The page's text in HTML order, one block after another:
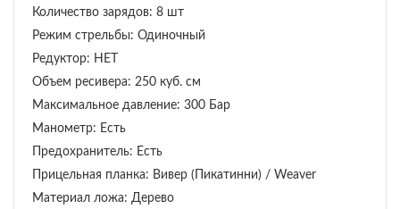
Количество зарядов: 8 шт
Режим стрельбы: Одиночный
Редуктор: НЕТ
Объем ресивера: 250 куб. см
Максимальное давление: 300 Бар
Манометр: Есть
Предохранитель: Есть
Прицельная планка: Вивер (Пикатинни) / Weaver
Материал ложа: Дерево